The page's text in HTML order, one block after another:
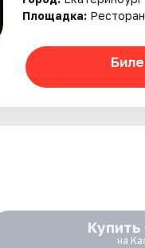
Площадка:
на